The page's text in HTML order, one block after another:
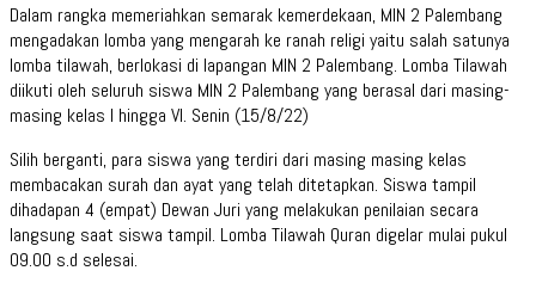
Dalam rangka memeriahkan semarak kemerdekaan, MIN 2 Palembang
mengadakan lomba yang mengarah ke ranah religi yaitu salah satunya
lomba tilawah, berlokasi di lapangan MIN 2 Palembang. Lomba Tilawah
diikuti oleh seluruh siswa MIN 2 Palembang yang berasal dari masing-
masing kelas I hingga VI. Senin (15/8/22)
Silih berganti, para siswa yang terdiri dari masing masing kelas
membacakan surah dan ayat yang telah ditetapkan. Siswa tampil
dihadapan 4 (empat) Dewan Juri yang melakukan penilaian secara
langsung saat siswa tampil. Lomba Tilawah Quran digelar mulai pukul
09.00 s.d selesai.